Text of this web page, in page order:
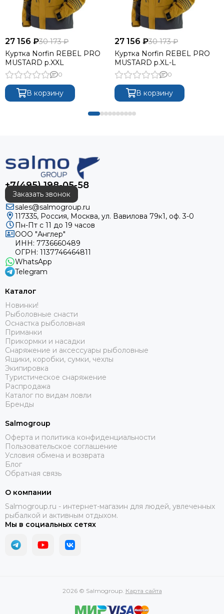
27 156 ₽30 173 ₽
Куртка Norfin REBEL PRO
MUSTARD р.XXL
0
В корзину
27 156 ₽30 173 ₽
Куртка Norfin REBEL PRO
MUSTARD р.XL-L
0
В корзину
+7(495) 198-05-58
Заказать звонок
sales@salmogroup.ru
117335, Россия, Москва, ул. Вавилова 79к1, оф. 3-0
Пн-Пт с 11 до 19 часов
ООО "Англер"
ИНН: 7736660489
ОГРН: 1137746464811
WhatsApp
Telegram
Каталог
Новинки!
Рыболовные снасти
Оснастка рыболовная
Приманки
Прикормки и насадки
Снаряжение и аксессуары рыболовные
Ящики, коробки, сумки, чехлы
Экипировка
Туристическое снаряжение
Распродажа
Каталог по видам ловли
Бренды
Salmogroup
Оферта и политика конфиденциальности
Пользовательское соглашение
Условия обмена и возврата
Блог
Обратная связь
О компании
Salmogroup.ru - интернет-магазин для людей, увлеченных
рыбалкой и активным отдыхом.
Мы в социальных сетях
2026 © Salmogroup. Карта сайта